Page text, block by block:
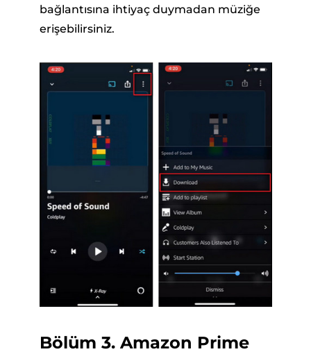
bağlantısına ihtiyaç duymadan müziğe
erişebilirsiniz.
Bölüm 3. Amazon Prime